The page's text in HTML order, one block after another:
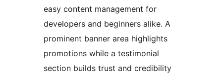
easy content management for
developers and beginners alike. A
prominent banner area highlights
promotions while a testimonial
section builds trust and credibility